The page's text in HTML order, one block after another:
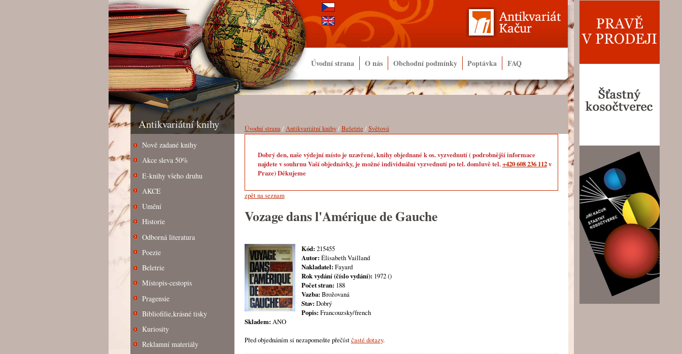
Úvodní strana O nás Obchodní podmínky Poptávka FAQ
Antikvariátní knihy
Nově zadané knihy
Akce sleva 50%
E-knihy všeho druhu
AKCE
Umění
Historie
Odborná literatura
Poezie
Beletrie
Místopis-cestopis
Pragensie
Bibliofilie,krásné tisky
Kuriosity
Reklamní materiály
Úvodní strana/Antikvariátní knihy/Beletrie /Světová
Dobrý den, naše výdejní místo je uzavřené, knihy objednané k os. vyzvednutí ( podrobnější informace
najdete v souhrnu Vaší objednávky, je možné individuální vyzvednutí po tel. domluvě tel.+420 608 236 112v
Praze) Děkujeme
zpět na seznam
Vozage dans l'Amérique de Gauche
Kód: 215455
Autor: Élisabeth Vailland
Nakladatel: Fayard
Rok vydání (číslo vydání): 1972 ()
Počet stran: 188
Vazba: Brožovaná
Stav: Dobrý
Popis: Francouzsky/french
Skladem: ANO
Před objednáním si nezapomeňte přečístčasté dotazy.